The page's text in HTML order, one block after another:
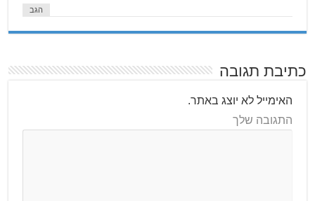
הגב
כתיבת תגובה
האימייל לא יוצג באתר.
התגובה שלך